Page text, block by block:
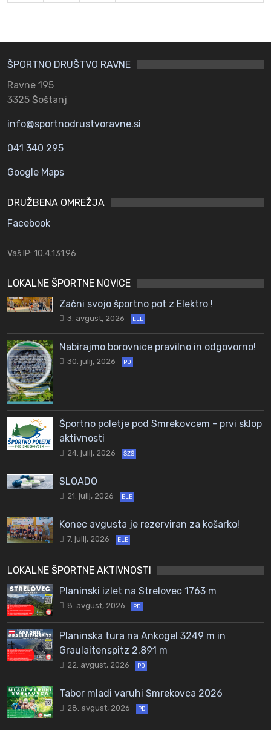
ŠPORTNO DRUŠTVO RAVNE
Ravne 195
3325 Šoštanj
info@sportnodrustvoravne.si
041 340 295
Google Maps
DRUŽBENA OMREŽJA
Facebook
Vaš IP: 10.4.131.96
LOKALNE ŠPORTNE NOVICE
Začni svojo športno pot z Elektro !
3. avgust, 2026 ELE
Nabirajmo borovnice pravilno in odgovorno!
30. julij, 2026 PD
Športno poletje pod Smrekovcem - prvi sklop
aktivnosti
24. julij, 2026 ŠZŠ
SLOADO
21. julij, 2026 ELE
Konec avgusta je rezerviran za košarko!
7. julij, 2026 ELE
LOKALNE ŠPORTNE AKTIVNOSTI
Planinski izlet na Strelovec 1763 m
8. avgust, 2026 PD
Planinska tura na Ankogel 3249 m in
Graulaitenspitz 2.891 m
22. avgust, 2026 PD
Tabor mladi varuhi Smrekovca 2026
28. avgust, 2026 PD